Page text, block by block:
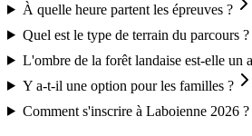
À quelle heure partent les épreuves ?
Quel est le type de terrain du parcours ?
L'ombre de la forêt landaise est-elle un
Y a-t-il une option pour les familles ?
Comment s'inscrire à Laboienne 2026 ?